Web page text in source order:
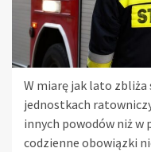
W miarę jak lato
jednostkach
innych powodów niż w
codzienne obowiązki